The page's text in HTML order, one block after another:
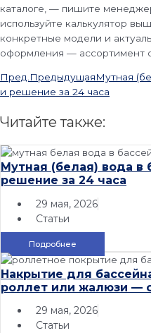
каталоге, — пишите
используйте калькулятор
конкретные модели и
оформления — ассортимент
Пред.ПредыдущаяМутная
и решение за 24 часа
Читайте также:
Мутная (белая) вода в
решение за 24 часа
29 мая, 2026
Статьи
Подробнее
Накрытие для
роллет или жалюзи —
29 мая, 2026
Статьи